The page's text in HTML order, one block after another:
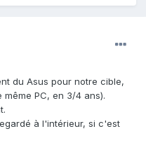
du Asus pour notre cible,
PC, en 3/4 ans).
à l'intérieur, si c'est